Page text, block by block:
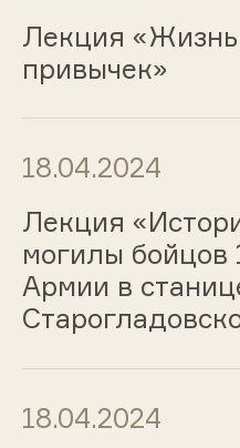
Лекция
привычек»
18.04.2024
Лекция
могилы бойцов
Армии в
18.04.2024